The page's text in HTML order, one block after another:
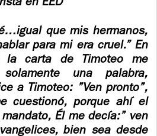
HOMAGE
FATHER
IGNACIO
LARRAÑAGA
FATHER
IGNACIO
en EED
que mis hermanos,
para mi era cruel.” En
la carta de Timoteo me
una palabra,
a Timoteo: ”Ven pronto”,
cuestionó, porque ahí el
Él me decía:” ven
bien sea desde